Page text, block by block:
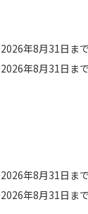
2026年8月31日まで
2026年8月31日 ま
年8月31日まで
年8月31日ま